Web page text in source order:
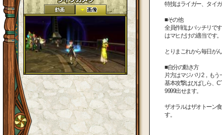
特技はライガー、タイ
■その他
全員作戦はバッチリで
はマヒだけの適当です
とりまこれから毎日が
■自分の動き方
片方はマジバリ2，もう
基本攻撃はひばしら、
9999出せます。
ザオラルはザオトーン
す。